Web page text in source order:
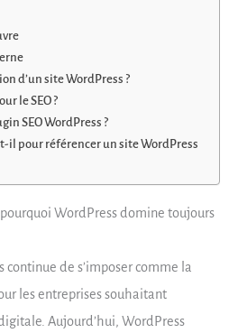
d’un site WordPress ?
le SEO ?
SEO WordPress ?
il pour référencer un site WordPress
WordPress domine toujours
continue de s’imposer comme la
les entreprises souhaitant
Aujourd’hui, WordPress